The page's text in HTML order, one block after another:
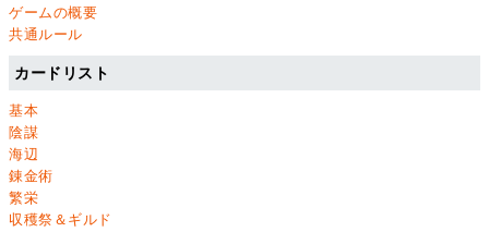
ゲームの概要
共通ルール
カードリスト
基本
陰謀
海辺
錬金術
繁栄
収穫祭＆ギルド